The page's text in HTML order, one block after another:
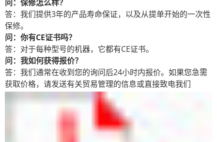
问：保修怎么样？
答：我们提供3年的产品寿命保证，以及从提单开始的一次性
保修。
问：你有CE证书吗？
答：对于每种型号的机器，它都有CE证书。
问：我如何获得报价？
答：我们通常在收到您的询问后24小时内报价。如果您急需
获取价格，请发送有关贸易管理的信息或直接致电我们